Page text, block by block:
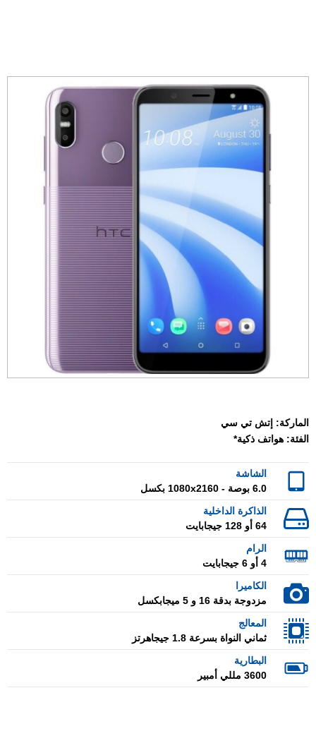
الماركة: إتش تي سي
الفئة: هواتف ذكية*
الشاشة
6.0 بوصة - 1080x2160 بكسل
الذاكرة الداخلية
64 أو 128 جيجابايت
الرام
4 أو 6 جيجابايت
الكاميرا
مزدوجة بدقة 16 و 5 ميجابكسل
المعالج
ثماني النواة بسرعة 1.8 جيجاهرتز
البطارية
3600 مللي أمبير